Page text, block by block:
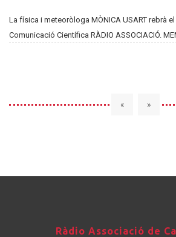
La física i meteoròloga MÒNICA USART rebrà
Comunicació Científica RÀDIO ASSOCIACIÓ.
« »
Ràdio Associació de